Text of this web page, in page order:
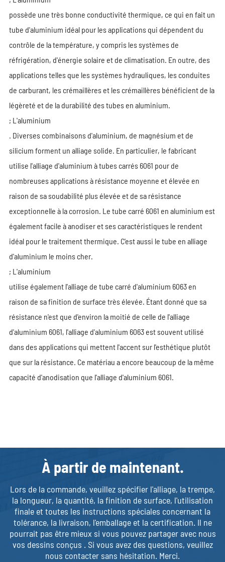
possède une très bonne conductivité thermique, ce qui en fait un
tube d'aluminium idéal pour les applications qui dépendent du
contrôle de la température, y compris les systèmes de
réfrigération, d'énergie solaire et de climatisation. En outre, des
applications telles que les systèmes hydrauliques, les conduites
de carburant, les crémaillères et les crémaillères bénéficient de la
légèreté et de la durabilité des tubes en aluminium.
; L'aluminium
. Diverses combinaisons d'aluminium, de magnésium et de
silicium forment un alliage solide. En particulier, le fabricant
utilise l'alliage d'aluminium à tubes carrés 6061 pour de
nombreuses applications à résistance moyenne et élevée en
raison de sa soudabilité plus élevée et de sa résistance
exceptionnelle à la corrosion. Le tube carré 6061 en aluminium est
également facile à anodiser et ses caractéristiques le rendent
idéal pour le traitement thermique. C'est aussi le tube en alliage
d'aluminium le moins cher.
; L'aluminium
utilise également l'alliage de tube carré d'aluminium 6063 en
raison de sa finition de surface très élevée. Étant donné que sa
résistance n'est que d'environ la moitié de celle de l'alliage
d'aluminium 6061, l'alliage d'aluminium 6063 est souvent utilisé
dans des applications qui mettent l'accent sur l'esthétique plutôt
que sur la résistance. Ce matériau a encore beaucoup de la même
capacité d'anodisation que l'alliage d'aluminium 6061.
À partir de maintenant.
Lors de la commande, veuillez spécifier l'alliage, la trempe,
la longueur, la quantité, la finition de surface, l'utilisation
finale et toutes les instructions spéciales concernant la
tolérance, la livraison, l'emballage et la certification. Il ne
pourrait pas être mieux si vous pouvez partager avec nous
vos dessins conçus . Si vous avez des questions, veuillez
nous contacter sans hésitation. Merci.